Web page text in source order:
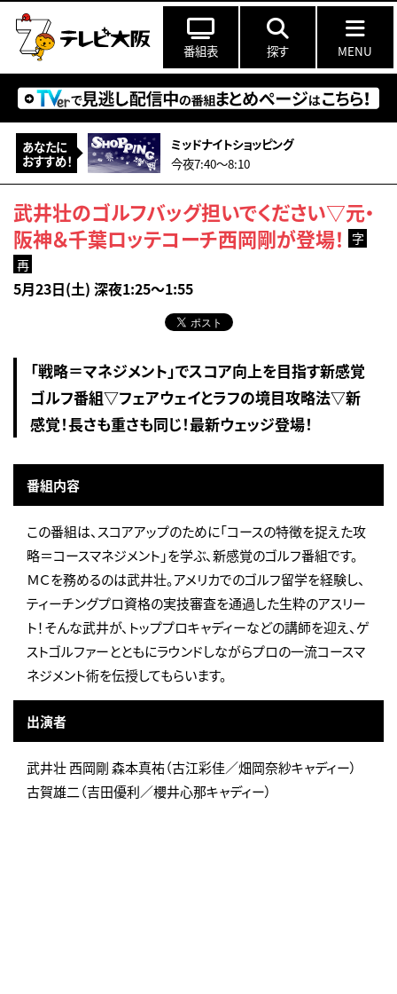
番組表 探す MENU
あなたに
おすすめ！
ミッドナイトショッピング
今夜7:40〜8:10
武井壮のゴルフバッグ担いでください▽元・
阪神＆千葉ロッテコーチ西岡剛が登場！
字
再
5月23日(土) 深夜1:25～1:55
「戦略＝マネジメント」でスコア向上を目指す新感覚
ゴルフ番組▽フェアウェイとラフの境目攻略法▽新
感覚！長さも重さも同じ！最新ウェッジ登場！
番組内容
この番組は、スコアアップのために「コースの特徴を捉えた攻
略＝コースマネジメント」を学ぶ、新感覚のゴルフ番組です。
ＭＣを務めるのは武井壮。アメリカでのゴルフ留学を経験し、
ティーチングプロ資格の実技審査を通過した生粋のアスリー
ト！そんな武井が、トッププロキャディーなどの講師を迎え、ゲ
ストゴルファーとともにラウンドしながらプロの一流コースマ
ネジメント術を伝授してもらいます。
出演者
武井壮 西岡剛 森本真祐（古江彩佳／畑岡奈紗キャディー）
古賀雄二（吉田優利／櫻井心那キャディー）